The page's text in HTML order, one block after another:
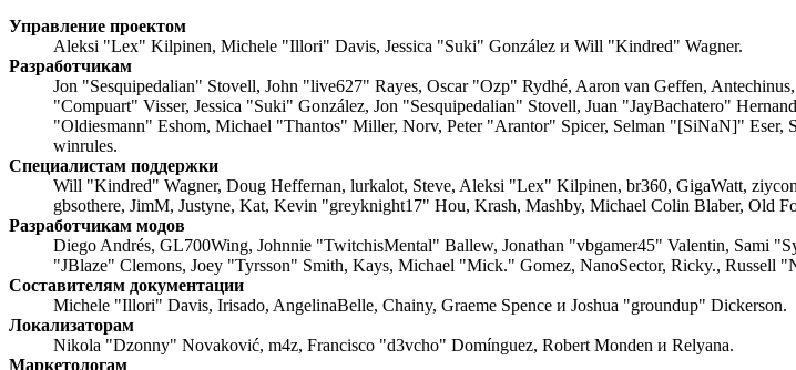
Управление проектом
Aleksi "Lex" Kilpinen, Michele "Illori" Davis, Jessica "Suki" González и Will "Kindred" Wagner.
Разработчикам
Jon "Sesquipedalian" Stovell, John "live627" Rayes, Oscar "Ozp" Rydhé, Aaron van Geffen,
"Compuart" Visser, Jessica "Suki" González, Jon "Sesquipedalian" Stovell, Juan "JayBachatero"
"Oldiesmann" Eshom, Michael "Thantos" Miller, Norv, Peter "Arantor" Spicer, Selman "[SiNaN]"
winrules.
Специалистам поддержки
Will "Kindred" Wagner, Doug Heffernan, lurkalot, Steve, Aleksi "Lex" Kilpinen, br360, GigaWatt,
gbsothere, JimM, Justyne, Kat, Kevin "greyknight17" Hou, Krash, Mashby, Michael Colin Blaber, Old
Разработчикам модов
Diego Andrés, GL700Wing, Johnnie "TwitchisMental" Ballew, Jonathan "vbgamer45" Valentin, Sami
"JBlaze" Clemons, Joey "Tyrsson" Smith, Kays, Michael "Mick." Gomez, NanoSector, Ricky.,
Составителям документации
Michele "Illori" Davis, Irisado, AngelinaBelle, Chainy, Graeme Spence и Joshua "groundup" Dickerson.
Локализаторам
Nikola "Dzonny" Novaković, m4z, Francisco "d3vcho" Domínguez, Robert Monden и Relyana.
Маркетологам